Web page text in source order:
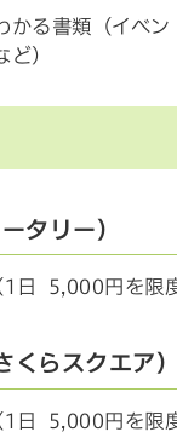
かる書類（イベ
ど）
タリー）
日 5,000円を限度
らスクエア）
日 5,000円を限度